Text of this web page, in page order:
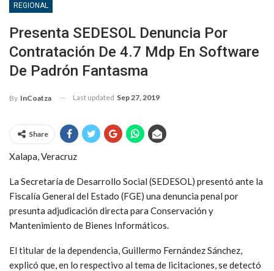
REGIONAL
Presenta SEDESOL Denuncia Por
Contratación De 4.7 Mdp En Software
De Padrón Fantasma
By InCoatza Last updated Sep 27, 2019
Share
Xalapa, Veracruz
La Secretaría de Desarrollo Social (SEDESOL) presentó ante la
Fiscalía General del Estado (FGE) una denuncia penal por
presunta adjudicación directa para Conservación y
Mantenimiento de Bienes Informáticos.
El titular de la dependencia, Guillermo Fernández Sánchez,
explicó que, en lo respectivo al tema de licitaciones, se detectó